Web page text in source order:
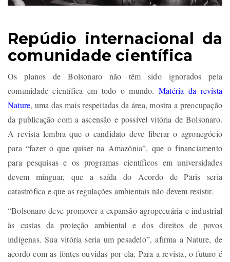
Repúdio internacional da
comunidade científica
Os planos de Bolsonaro não têm sido ignorados pela
comunidade científica em todo o mundo. Matéria da revista
Nature, uma das mais respeitadas da área, mostra a preocupação
da publicação com a ascensão e possível vitória de Bolsonaro.
A revista lembra que o candidato deve liberar o agronegócio
para “fazer o que quiser na Amazônia”, que o financiamento
para pesquisas e os programas científicos em universidades
devem minguar, que a saída do Acordo de Paris seria
catastrófica e que as regulações ambientais não devem resistir.
“Bolsonaro deve promover a expansão agropecuária e industrial
às custas da proteção ambiental e dos direitos de povos
indígenas. Sua vitória seria um pesadelo”, afirma a Nature, de
acordo com as fontes ouvidas por ela. Para a revista, o futuro é